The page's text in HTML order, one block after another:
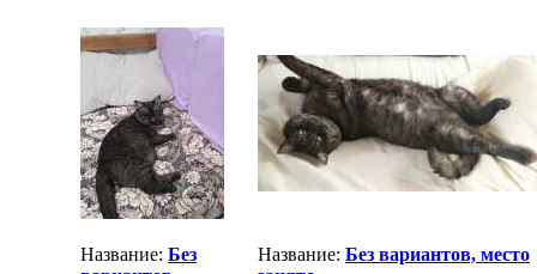
Название: Без
Название: Без вариантов, место